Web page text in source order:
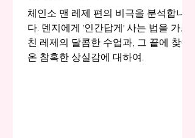
체인소 맨 레제 편의 비극을 분석합니
다. 덴지에게 '인간답게' 사는 법을 가르
친 레제의 달콤한 수업과, 그 끝에 찾아
온 참혹한 상실감에 대하여.